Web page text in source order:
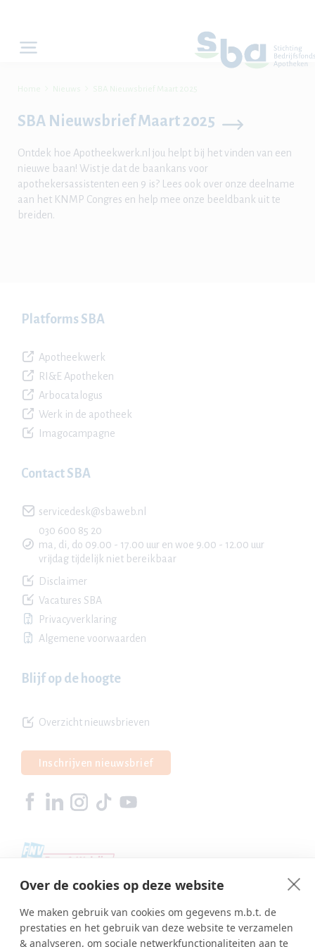
Over de cookies op deze website
We maken gebruik van cookies om gegevens m.b.t. de
prestaties en het gebruik van deze website te verzamelen
& analyseren, om sociale netwerkfunctionaliteiten aan te
Home Nieuws SBA Nieuwsbrief Maart 2025
SBA Nieuwsbrief Maart 2025
Ontdek hoe Apotheekwerk.nl jou helpt bij het vinden van een
nieuwe baan! Wist je dat de baankans voor
apothekersassistenten een 9 is? Lees ook over onze deelname
aan het KNMP Congres en help mee onze beeldbank uit te
breiden.
Platforms SBA
Apotheekwerk
RI&E Apotheken
Arbocatalogus
Werk in de apotheek
Imagocampagne
Contact SBA
servicedesk@sbaweb.nl
030 600 85 20
ma, di, do 09.00 - 17.00 uur en woe 9.00 - 12.00 uur
vrijdag tijdelijk niet bereikbaar
Disclaimer
Vacatures SBA
Privacyverklaring
Algemene voorwaarden
Blijf op de hoogte
Overzicht nieuwsbrieven
Inschrijven nieuwsbrief